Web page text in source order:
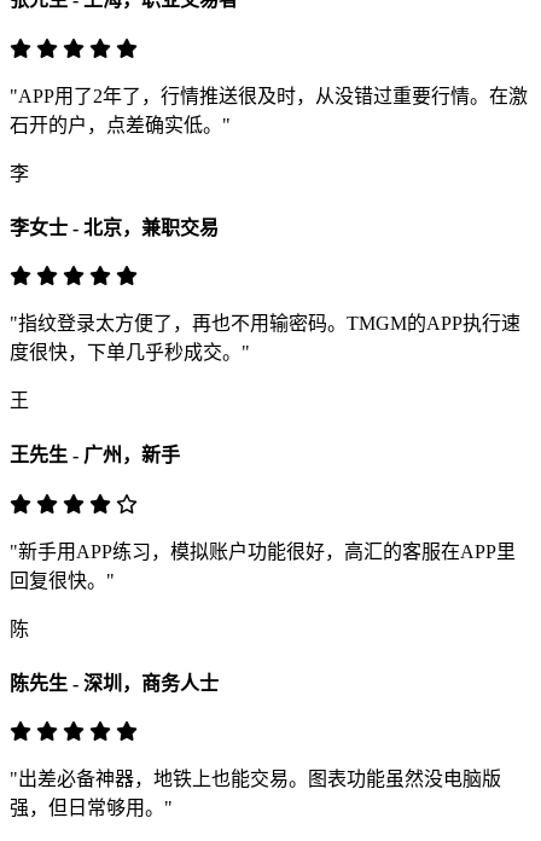
"APP用了2年了，行情推送很及时，从没错过重要行情。在激
石开的户，点差确实低。"
李
李女士 - 北京，兼职交易
"指纹登录太方便了，再也不用输密码。TMGM的APP执行速
度很快，下单几乎秒成交。"
王
王先生 - 广州，新手
"新手用APP练习，模拟账户功能很好，高汇的客服在APP里
回复很快。"
陈
陈先生 - 深圳，商务人士
"出差必备神器，地铁上也能交易。图表功能虽然没电脑版
强，但日常够用。"